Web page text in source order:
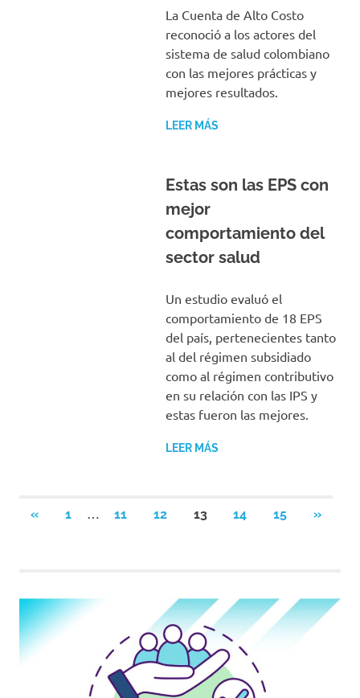
La Cuenta de Alto Costo
reconoció a los actores del
sistema de salud colombiano
con las mejores prácticas y
mejores resultados.
LEER MÁS
Estas son las EPS con
mejor
comportamiento del
sector salud
Un estudio evaluó el
comportamiento de 18 EPS
del país, pertenecientes tanto
al del régimen subsidiado
como al régimen contributivo
en su relación con las IPS y
estas fueron las mejores.
LEER MÁS
Navegación
«ENTRADAS
1 … 11 12 13 14 15 »